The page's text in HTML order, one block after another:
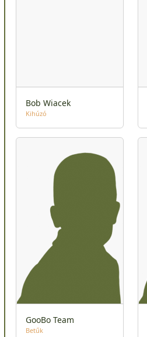
Bob Wiacek
Kihúzó
GooBo Team
Betűk